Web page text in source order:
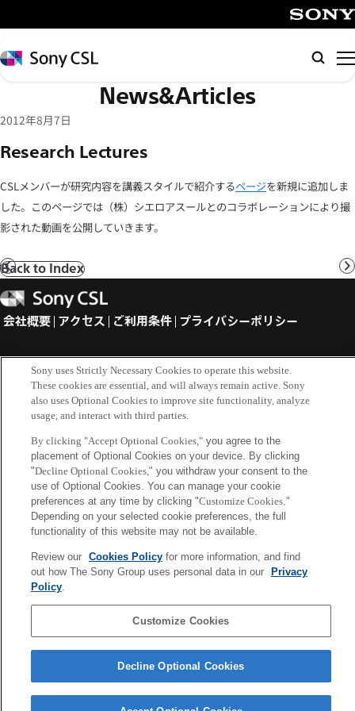
イ
ン
コ
テ
ツ
ス
キ
ッ
プ
Sony
CSL
検
索
News&Articles
2012年8月7日
Research Lectures
CSLメンバーが研究内容を講義スタイルで紹介するページを新規に追加しま
した。このページでは（株）シエロアスールとのコラボレーションにより撮
影された動画を公開していきます。
前
へ
Back to Index
Sony
CSL
会社概要 アクセス ご利用条件 プライバシーポリシー
Copyright ©1994–2026 Sony Computer Science Laboratories, Inc.,
Tokyo, Japan
Sony uses Strictly Necessary Cookies to operate this website.
These cookies are essential, and will always remain active. Sony
also uses Optional Cookies to improve site functionality, analyze
usage, and interact with third parties.
By clicking "Accept Optional Cookies,"you agree to the
placement of Optional Cookies on your device. By clicking
"Decline Optional Cookies," you withdraw your consent to the
use of Optional Cookies. You can manage your cookie
preferences at any time by clicking "Customize Cookies."
Depending on your selected cookie preferences, the full
functionality of this website may not be available.
Review our Cookies Policyfor more information, and find
out how The Sony Group uses personal data in our
Privacy
Policy.
Customize Cookies
Decline Optional Cookies